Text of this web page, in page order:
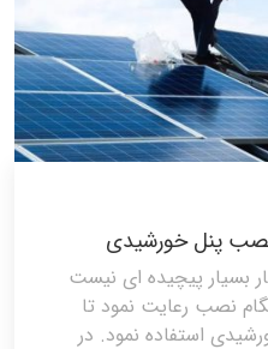
نصب پنل خورشیدی
بسیار پیچیده ای نیست
نصب رعایت نمود تا
استفاده نمود. در